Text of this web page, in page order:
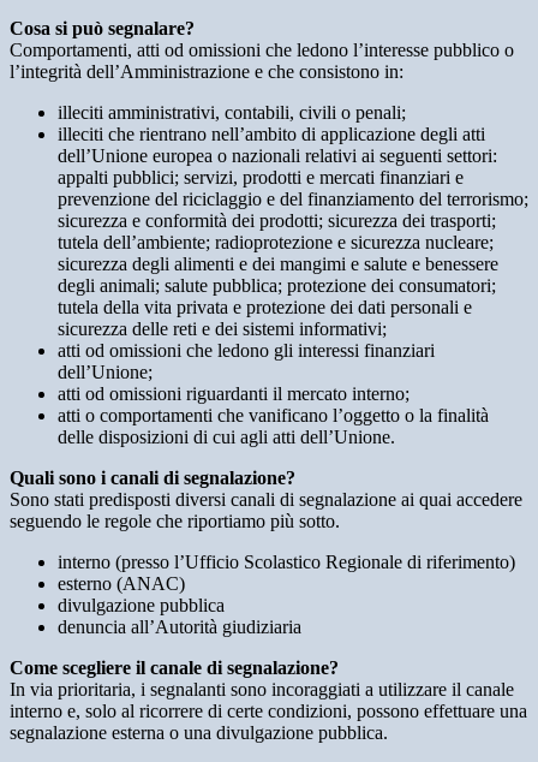
Cosa si può segnalare?
Comportamenti, atti od omissioni che ledono l’interesse pubblico o
l’integrità dell’Amministrazione e che consistono in:
illeciti amministrativi, contabili, civili o penali;
illeciti che rientrano nell’ambito di applicazione degli atti
dell’Unione europea o nazionali relativi ai seguenti settori:
appalti pubblici; servizi, prodotti e mercati finanziari e
prevenzione del riciclaggio e del finanziamento del terrorismo;
sicurezza e conformità dei prodotti; sicurezza dei trasporti;
tutela dell’ambiente; radioprotezione e sicurezza nucleare;
sicurezza degli alimenti e dei mangimi e salute e benessere
degli animali; salute pubblica; protezione dei consumatori;
tutela della vita privata e protezione dei dati personali e
sicurezza delle reti e dei sistemi informativi;
atti od omissioni che ledono gli interessi finanziari
dell’Unione;
atti od omissioni riguardanti il mercato interno;
atti o comportamenti che vanificano l’oggetto o la finalità
delle disposizioni di cui agli atti dell’Unione.
Quali sono i canali di segnalazione?
Sono stati predisposti diversi canali di segnalazione ai quai accedere
seguendo le regole che riportiamo più sotto.
interno (presso l’Ufficio Scolastico Regionale di riferimento)
esterno (ANAC)
divulgazione pubblica
denuncia all’Autorità giudiziaria
Come scegliere il canale di segnalazione?
In via prioritaria, i segnalanti sono incoraggiati a utilizzare il canale
interno e, solo al ricorrere di certe condizioni, possono effettuare una
segnalazione esterna o una divulgazione pubblica.